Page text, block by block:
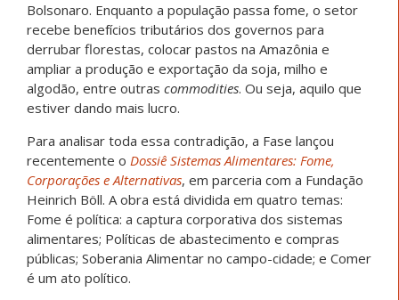
Bolsonaro. Enquanto a população passa fome, o setor
recebe benefícios tributários dos governos para
derrubar florestas, colocar pastos na Amazônia e
ampliar a produção e exportação da soja, milho e
algodão, entre outras commodities. Ou seja, aquilo que
estiver dando mais lucro.
Para analisar toda essa contradição, a Fase lançou
recentemente o Dossiê Sistemas Alimentares: Fome,
Corporações e Alternativas, em parceria com a Fundação
Heinrich Böll. A obra está dividida em quatro temas:
Fome é política: a captura corporativa dos sistemas
alimentares; Políticas de abastecimento e compras
públicas; Soberania Alimentar no campo-cidade; e Comer
é um ato político.